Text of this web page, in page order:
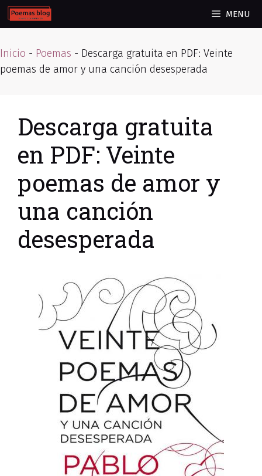
Skip
to
MENU
Inicio - Poemas - Descarga gratuita en PDF: Veinte
poemas de amor y una canción desesperada
Descarga gratuita
en PDF: Veinte
poemas de amor y
una canción
desesperada